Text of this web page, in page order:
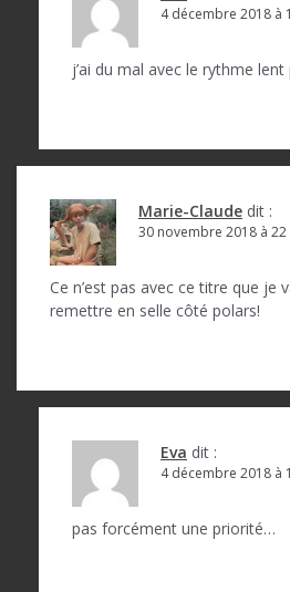
4 décembre 2018 à
j’ai du mal avec le rythme
Marie-Claude dit :
30 novembre 2018 à 22
Ce n’est pas avec ce titre que je
remettre en selle côté polars!
Eva dit :
4 décembre 2018 à
pas forcément une priorité…